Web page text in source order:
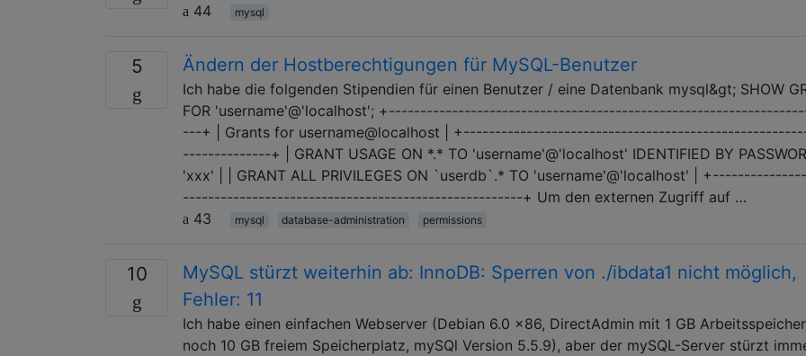
44
mysql
5 Ändern der Hostberechtigungen für MySQL-Benutzer
Ich habe die folgenden Stipendien für einen Benutzer / eine Datenbank mysql&gt; SHOW
FOR 'username'@'localhost';
---+ | Grants for username@localhost |
--------------+ | GRANT USAGE ON *.* TO 'username'@'localhost' IDENTIFIED BY
'xxx' | | GRANT ALL PRIVILEGES ON `userdb`.* TO 'username'@'localhost' |
------------------------------------------------------+ Um den externen Zugriff auf …
43
mysql database-administration permissions
10
MySQL stürzt weiterhin ab: InnoDB: Sperren von ./ibdata1 nicht möglich,
Fehler: 11
Ich habe einen einfachen Webserver (Debian 6.0 x86, DirectAdmin mit 1 GB
noch 10 GB freiem Speicherplatz, mySQl Version 5.5.9), aber der mySQL-Server stürzt